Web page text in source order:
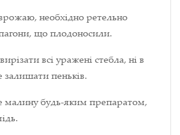
необхідно ретельно
пагони, що плодоносили.
всі уражені стебла, ні в
залишати пеньків.
малину будь-яким препаратом,